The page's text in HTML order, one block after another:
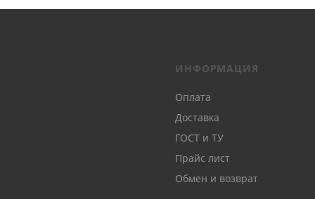
ИНФОРМАЦИЯ
Оплата
Доставка
ГОСТ и ТУ
Прайс лист
Обмен и возврат